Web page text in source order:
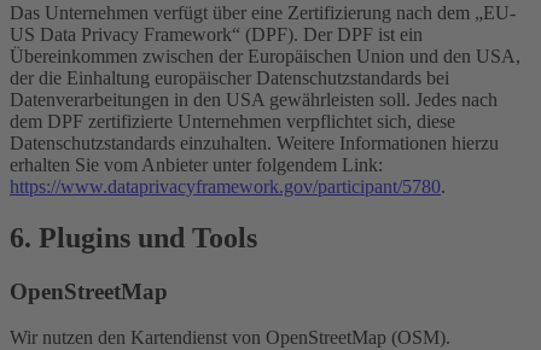
Das Unternehmen verfügt über eine Zertifizierung nach dem „EU-
US Data Privacy Framework“ (DPF). Der DPF ist ein
Übereinkommen zwischen der Europäischen Union und den USA,
der die Einhaltung europäischer Datenschutzstandards bei
Datenverarbeitungen in den USA gewährleisten soll. Jedes nach
dem DPF zertifizierte Unternehmen verpflichtet sich, diese
Datenschutzstandards einzuhalten. Weitere Informationen hierzu
erhalten Sie vom Anbieter unter folgendem Link:
https://www.dataprivacyframework.gov/participant/5780.
6. Plugins und Tools
OpenStreetMap
Wir nutzen den Kartendienst von OpenStreetMap (OSM).